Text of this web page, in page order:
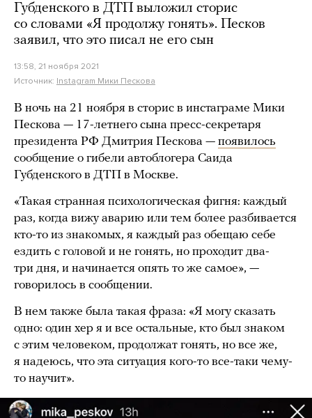
Губденского в ДТП выложил сторис
со словами «Я продолжу гонять». Песков
заявил, что это писал не его сын
13:58, 21 ноября 2021
Источник: Instagram Мики Пескова
В ночь на 21 ноября в сторис в инстаграме Мики
Пескова — 17-летнего сына пресс-секретаря
президента РФ Дмитрия Пескова — появилось
сообщение о гибели автоблогера Саида
Губденского в ДТП в Москве.
«Такая странная психологическая фигня: каждый
раз, когда вижу аварию или тем более разбивается
кто-то из знакомых, я каждый раз обещаю себе
ездить с головой и не гонять, но проходит два-
три дня, и начинается опять то же самое», —
говорилось в сообщении.
В нем также была такая фраза: «Я могу сказать
одно: один хер я и все остальные, кто был знаком
с этим человеком, продолжат гонять, но все же,
я надеюсь, что эта ситуация кого-то все-таки чему-
то научит».